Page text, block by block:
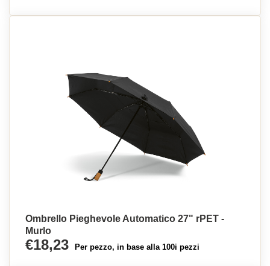
Ombrello Pieghevole Automatico 27" rPET -
Murlo
€18,23 Per pezzo, in base alla 100i pezzi